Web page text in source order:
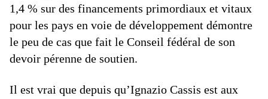
1,4 % sur des financements primordiaux et vitaux
pour les pays en voie de développement démontre
le peu de cas que fait le Conseil fédéral de son
devoir pérenne de soutien.
Il est vrai que depuis qu’Ignazio Cassis est aux